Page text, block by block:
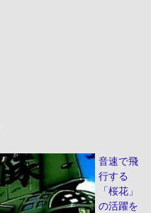
音速で飛
行する
「桜花」
の活躍を